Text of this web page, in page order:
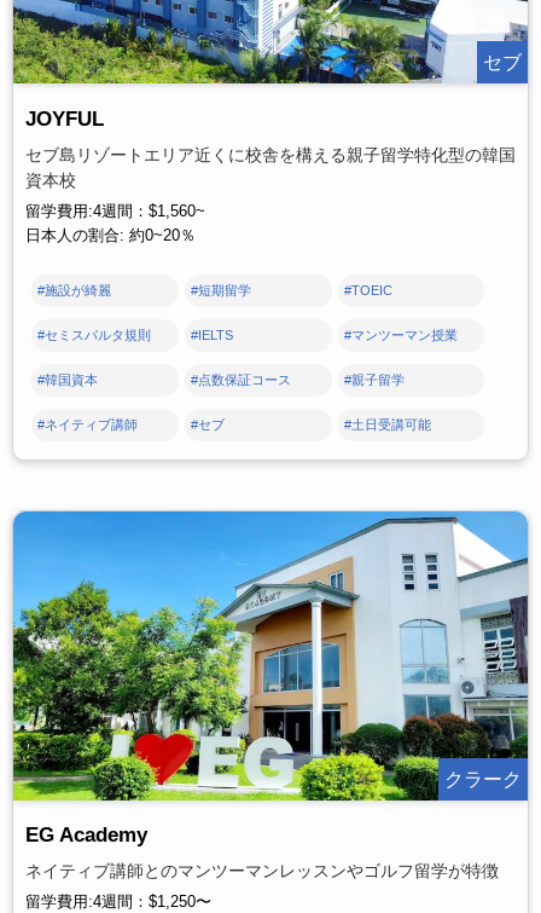
セブ
JOYFUL
セブ島リゾートエリア近くに校舎を構える親子留学特化型の韓国
資本校
留学費用:4週間：$1,560~
日本人の割合: 約0~20％
#施設が綺麗 #短期留学 #TOEIC
#セミスパルタ規則 #IELTS #マンツーマン授業
#韓国資本 #点数保証コース #親子留学
#ネイティブ講師 #セブ #土日受講可能
クラーク
EG Academy
ネイティブ講師とのマンツーマンレッスンやゴルフ留学が特徴
留学費用:4週間：$1,250〜